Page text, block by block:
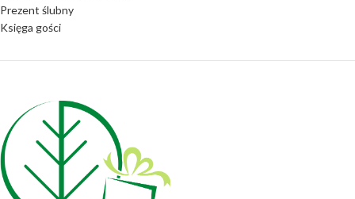
Prezent ślubny
Księga gości